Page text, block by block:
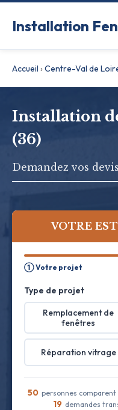
Installation
Accueil ›Centre-Val de
Installation
(36)
Demandez vos
VOTRE
① Votre projet
Type de projet
Remplacement de
fenêtres
Réparation vitrage
50 personnes
19 demandes